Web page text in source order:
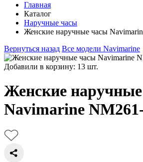
Главная
Каталог
Наручные часы
Женские наручные часы
Вернуться назад Все модели Navimarine
Добавили в корзину: 13 шт.
Женские
Navimarine